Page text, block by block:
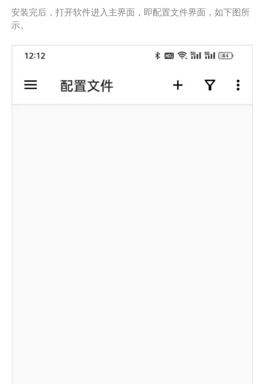
安装完后，打开软件进入主界面，即配置文件界面，如下图所
示。